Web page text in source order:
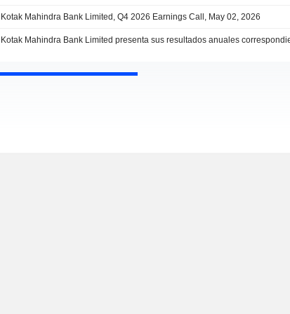
Kotak Mahindra Bank Limited, Q4 2026 Earnings Call, May 02, 2026